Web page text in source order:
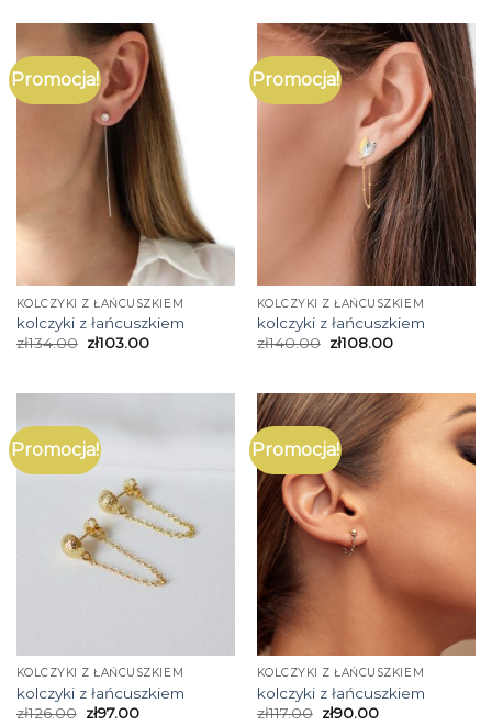
Promocja!
KOLCZYKI Z ŁAŃCUSZKIEM
kolczyki z łańcuszkiem
zł134.00 zł103.00
Promocja!
KOLCZYKI Z ŁAŃCUSZKIEM
kolczyki z łańcuszkiem
zł140.00 zł108.00
Promocja!
KOLCZYKI Z ŁAŃCUSZKIEM
kolczyki z łańcuszkiem
zł126.00 zł97.00
Promocja!
KOLCZYKI Z ŁAŃCUSZKIEM
kolczyki z łańcuszkiem
zł117.00 zł90.00